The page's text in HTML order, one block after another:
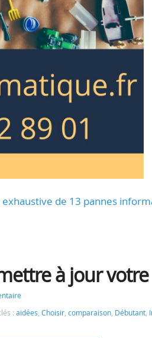
de 13 pannes
à jour
: aidées, Choisir, comparaison, Débutant,